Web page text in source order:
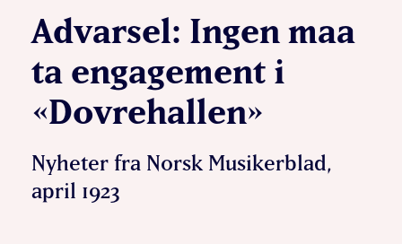
Advarsel: Ingen maa
ta engagement i
«Dovrehallen»
Nyheter fra Norsk Musikerblad,
april 1923